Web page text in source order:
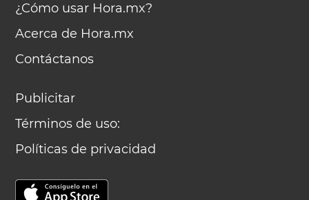
¿Cómo usar Hora.mx?
Acerca de Hora.mx
Contáctanos
Publicitar
Términos de uso:
Políticas de privacidad